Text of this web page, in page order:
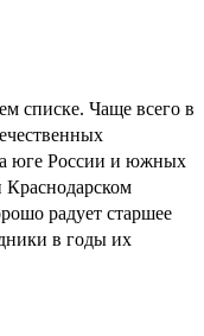
списке. Чаще всего в
юге России и южных
Краснодарском
радует старшее
в годы их